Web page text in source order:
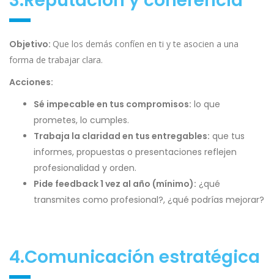
Objetivo: Que los demás confíen en ti y te asocien a una
forma de trabajar clara.
Acciones:
Sé impecable en tus compromisos: lo que
prometes, lo cumples.
Trabaja la claridad en tus entregables: que tus
informes, propuestas o presentaciones reflejen
profesionalidad y orden.
Pide feedback 1 vez al año (mínimo): ¿qué
transmites como profesional?, ¿qué podrías mejorar?
4.Comunicación estratégica